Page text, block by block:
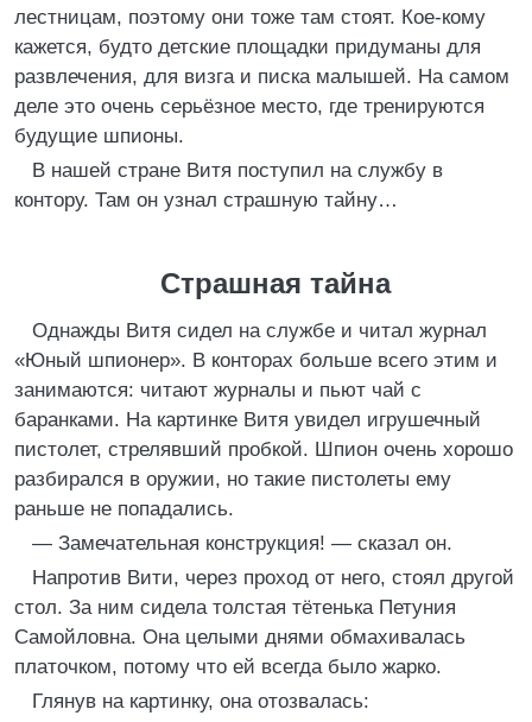
лестницам, поэтому они тоже там стоят. Кое-кому
кажется, будто детские площадки придуманы для
развлечения, для визга и писка малышей. На самом
деле это очень серьёзное место, где тренируются
будущие шпионы.
В нашей стране Витя поступил на службу в
контору. Там он узнал страшную тайну…
Страшная тайна
Однажды Витя сидел на службе и читал журнал
«Юный шпионер». В конторах больше всего этим и
занимаются: читают журналы и пьют чай с
баранками. На картинке Витя увидел игрушечный
пистолет, стрелявший пробкой. Шпион очень хорошо
разбирался в оружии, но такие пистолеты ему
раньше не попадались.
— Замечательная конструкция! — сказал он.
Напротив Вити, через проход от него, стоял другой
стол. За ним сидела толстая тётенька Петуния
Самойловна. Она целыми днями обмахивалась
платочком, потому что ей всегда было жарко.
Глянув на картинку, она отозвалась: